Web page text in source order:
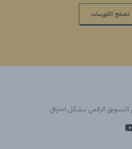
تصفح الكورسات
الرقمي بــشكل احترافي